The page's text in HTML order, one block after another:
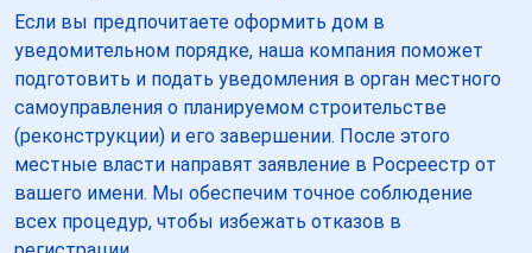
Если вы предпочитаете оформить дом в
уведомительном порядке, наша компания поможет
подготовить и подать уведомления в орган местного
самоуправления о планируемом строительстве
(реконструкции) и его завершении. После этого
местные власти направят заявление в Росреестр от
вашего имени. Мы обеспечим точное соблюдение
всех процедур, чтобы избежать отказов в